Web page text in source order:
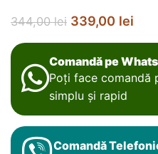
344,00lei 339,00 lei
Comandă pe
Poți face comandă
simplu și rapid
Comandă